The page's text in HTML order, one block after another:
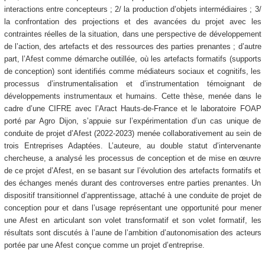
interactions entre concepteurs ; 2/ la production d’objets intermédiaires ; 3/
la confrontation des projections et des avancées du projet avec les
contraintes réelles de la situation, dans une perspective de développement
de l’action, des artefacts et des ressources des parties prenantes ; d’autre
part, l’Afest comme démarche outillée, où les artefacts formatifs (supports
de conception) sont identifiés comme médiateurs sociaux et cognitifs, les
processus d’instrumentalisation et d’instrumentation témoignant de
développements instrumentaux et humains. Cette thèse, menée dans le
cadre d’une CIFRE avec l’Aract Hauts-de-France et le laboratoire FOAP
porté par Agro Dijon, s’appuie sur l’expérimentation d’un cas unique de
conduite de projet d’Afest (2022-2023) menée collaborativement au sein de
trois Entreprises Adaptées. L’auteure, au double statut d’intervenante
chercheuse, a analysé les processus de conception et de mise en œuvre
de ce projet d’Afest, en se basant sur l’évolution des artefacts formatifs et
des échanges menés durant des controverses entre parties prenantes. Un
dispositif transitionnel d’apprentissage, attaché à une conduite de projet de
conception pour et dans l’usage représentant une opportunité pour mener
une Afest en articulant son volet transformatif et son volet formatif, les
résultats sont discutés à l’aune de l’ambition d’autonomisation des acteurs
portée par une Afest conçue comme un projet d’entreprise.